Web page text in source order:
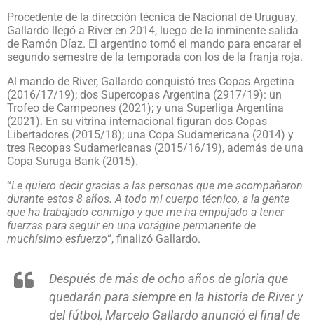
Procedente de la dirección técnica de Nacional de Uruguay,
Gallardo llegó a River en 2014, luego de la inminente salida
de Ramón Díaz. El argentino tomó el mando para encarar el
segundo semestre de la temporada con los de la franja roja.
Al mando de River, Gallardo conquistó tres Copas Argetina
(2016/17/19); dos Supercopas Argentina (2917/19): un
Trofeo de Campeones (2021); y una Superliga Argentina
(2021). En su vitrina internacional figuran dos Copas
Libertadores (2015/18); una Copa Sudamericana (2014) y
tres Recopas Sudamericanas (2015/16/19), además de una
Copa Suruga Bank (2015).
“Le quiero decir gracias a las personas que me acompañaron
durante estos 8 años. A todo mi cuerpo técnico, a la gente
que ha trabajado conmigo y que me ha empujado a tener
fuerzas para seguir en una vorágine permanente de
muchísimo esfuerzo“, finalizó Gallardo.
Después de más de ocho años de gloria que
quedarán para siempre en la historia de River y
del fútbol, Marcelo Gallardo anunció el final de